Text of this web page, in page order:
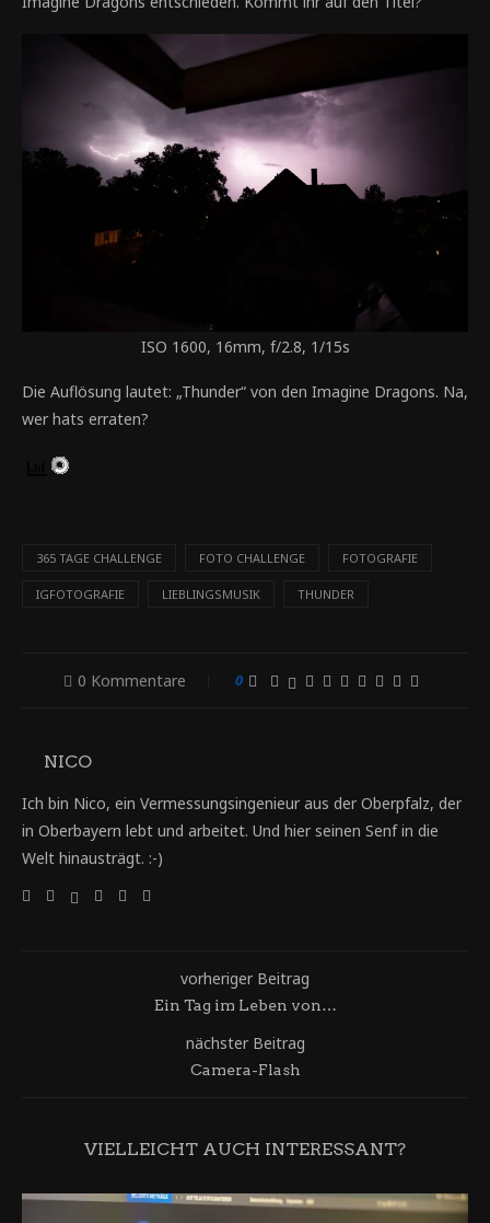
ISO 1600, 16mm, f/2.8, 1/15s
Die Auflösung lautet: „Thunder“ von den Imagine Dragons. Na,
wer hats erraten?
365 TAGE CHALLENGE FOTO CHALLENGE FOTOGRAFIE
IGFOTOGRAFIE LIEBLINGSMUSIK THUNDER
0 Kommentare 0
NICO
Ich bin Nico, ein Vermessungsingenieur aus der Oberpfalz, der
in Oberbayern lebt und arbeitet. Und hier seinen Senf in die
Welt hinausträgt. :-)
vorheriger Beitrag
Ein Tag im Leben von…
nächster Beitrag
Camera-Flash
VIELLEICHT AUCH INTERESSANT?